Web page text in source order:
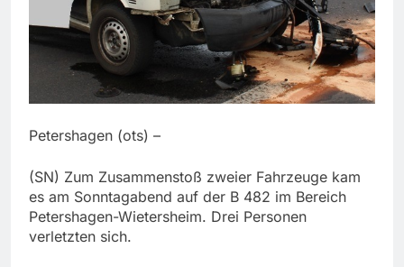
Petershagen (ots) –
(SN) Zum Zusammenstoß zweier Fahrzeuge kam
es am Sonntagabend auf der B 482 im Bereich
Petershagen-Wietersheim. Drei Personen
verletzten sich.